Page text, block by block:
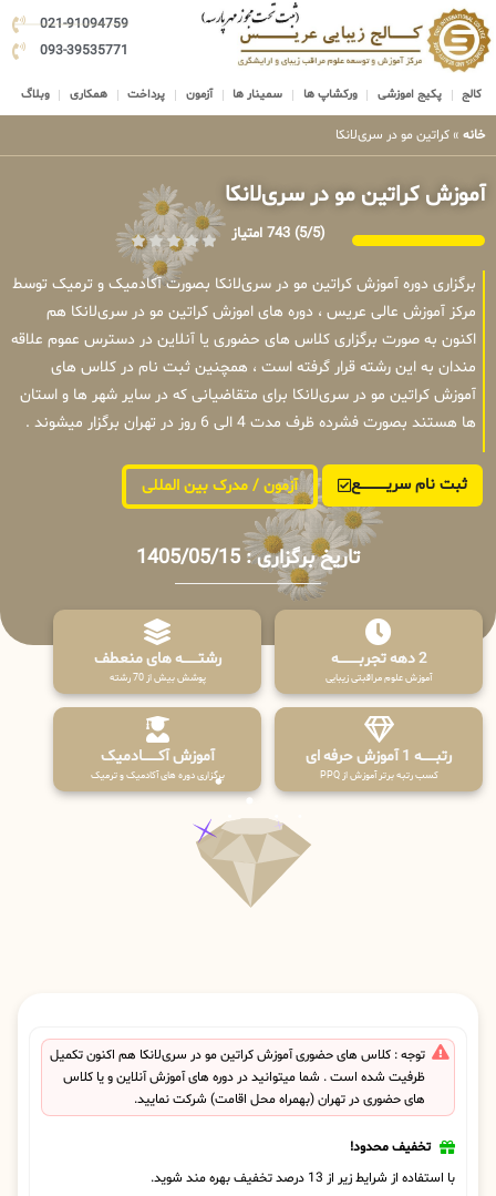
021-91094759
093-39535771
کالج پکیج اموزشی ورکشاپ ها سمینار ها آزمون پرداخت همکاری وبلاگ
خانه » کراتین مو در سری‌لانکا
آموزش کراتین مو در سری‌لانکا
(5/5) 743 امتیاز
برگزاری دوره آموزش کراتین مو در سری‌لانکا بصورت آکادمیک و ترمیک توسط
مرکز آموزش عالی عریس ، دوره های اموزش کراتین مو در سری‌لانکا هم
اکنون به صورت برگزاری کلاس های حضوری یا آنلاین در دسترس عموم علاقه
مندان به این رشته قرار گرفته است ، همچنین ثبت نام در کلاس های
آموزش کراتین مو در سری‌لانکا برای متقاضیانی که در سایر شهر ها و استان
ها هستند بصورت فشرده ظرف مدت 4 الی 6 روز در تهران برگزار میشوند .
ثبت نام سریــــــــــــع آزمون / مدرک بین المللی
تاریخ برگزاری : 1405/05/15
2 دهه تجربـــــــــه
آموزش علوم مراقبتی زیبایی
رشتـــــــه های منعطف
پوشش بیش از 70 رشته
رتبــــــه 1 آموزش حرفه ای
کسب رتبه برتر آموزش از PPQ
آموزش آکـــــــادمیک
برگزاری دوره های آکادمیک و ترمیک
توجه : کلاس های حضوری آموزش کراتین مو در سری‌لانکا هم اکنون تکمیل
ظرفیت شده است . شما میتوانید در دوره های آموزش آنلاین و یا کلاس
های حضوری در تهران (بهمراه محل اقامت) شرکت نمایید.
تخفیف محدود!
با استفاده از شرایط زیر از 13 درصد تخفیف بهره مند شوید.